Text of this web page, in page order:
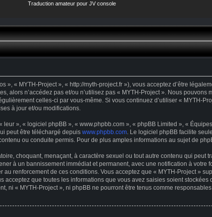
Traduction amateur pour JV console
», « MYTH-Project », « http://myth-project.fr »), vous acceptez d’être
alors n’accédez pas et/ou n’utilisez pas « MYTH-Project ». Nous pouvons
celles-ci par vous-même. Si vous continuez d’utiliser « MYTH-
à jour et/ou modifications.
», « logiciel phpBB », « www.phpbb.com », « phpBB Limited », «
peut être téléchargé depuis www.phpbb.com. Le logiciel phpBB facilite
ou conduite permis. Pour de plus amples informations au sujet de
choquant, menaçant, à caractère sexuel ou tout autre contenu qui peut
à un bannissement immédiat et permanent, avec une notification à votre
renforcement de ces conditions. Vous acceptez que « MYTH-Project »
que toutes les informations que vous avez saisies soient
ni « MYTH-Project », ni phpBB ne pourront être tenus comme